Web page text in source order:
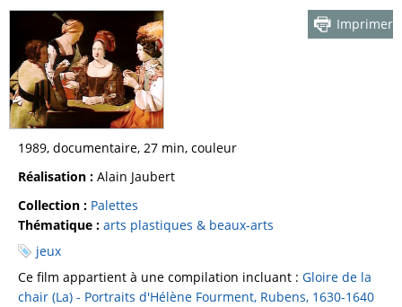
Imprimer
1989, documentaire, 27 min, couleur
Réalisation : Alain Jaubert
Collection : Palettes
Thématique : arts plastiques & beaux-arts
jeux
Ce film appartient à une compilation incluant : Gloire de la
chair (La) - Portraits d'Hélène Fourment, Rubens, 1630-1640